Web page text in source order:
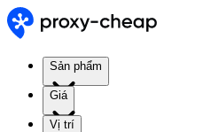
Sản phẩm
Giá
Vị trí